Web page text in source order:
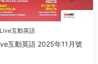
Live互動英語
互動英語 2025年11月號